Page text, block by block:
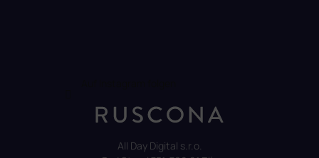
All Day Digital s.r.o.